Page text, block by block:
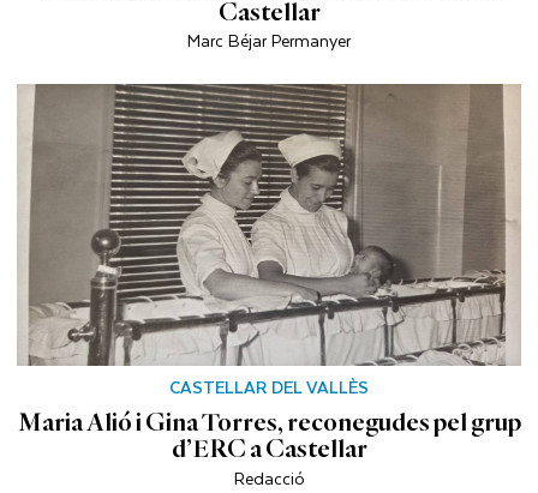
Castellar
Marc Béjar Permanyer
CASTELLAR DEL VALLÈS
Maria Alió i Gina Torres, reconegudes pel grup
d’ERC a Castellar
Redacció